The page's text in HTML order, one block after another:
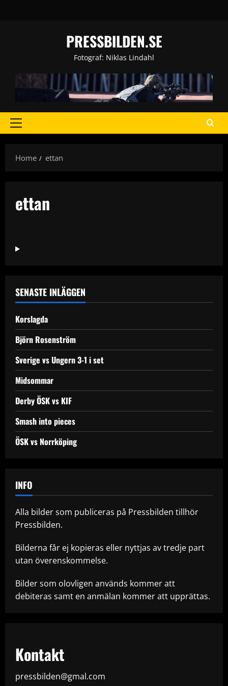
PRESSBILDEN.SE
Fotograf: Niklas Lindahl
Primary
Home
ettan
ettan
SENASTE INLÄGGEN
Korslagda
Björn Rosenström
Sverige vs Ungern 3-1 i set
Midsommar
Derby ÖSK vs KIF
Smash into pieces
ÖSK vs Norrköping
INFO
Alla bilder som publiceras på Pressbilden tillhör
Pressbilden.
Bilderna får ej kopieras eller nyttjas av tredje part
utan överenskommelse.
Bilder som olovligen används kommer att
debiteras samt en anmälan kommer att upprättas.
Kontakt
pressbilden@gmal.com